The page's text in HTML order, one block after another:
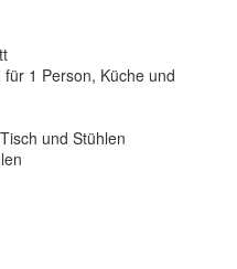
1 Person, Küche und
und Stühlen